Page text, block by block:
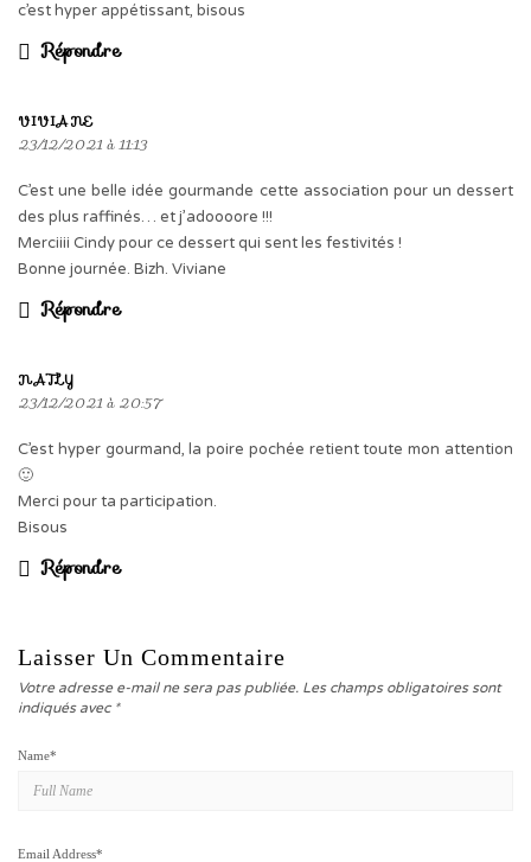
c’est hyper appétissant, bisous
Répondre
VIVIANE
23/12/2021 à 11:13
C’est une belle idée gourmande cette association pour un dessert
des plus raffinés… et j’adoooore !!!
Merciiii Cindy pour ce dessert qui sent les festivités !
Bonne journée. Bizh. Viviane
Répondre
NATLY
23/12/2021 à 20:57
C’est hyper gourmand, la poire pochée retient toute mon attention
🙂
Merci pour ta participation.
Bisous
Répondre
Laisser Un Commentaire
Votre adresse e-mail ne sera pas publiée. Les champs obligatoires sont
indiqués avec *
Name*
Email Address*